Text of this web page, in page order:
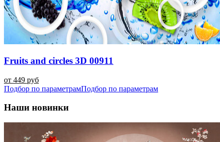
Fruits and circles 3D 00911
от 449 руб
Подбор по параметрамПодбор по параметрам
Наши новинки